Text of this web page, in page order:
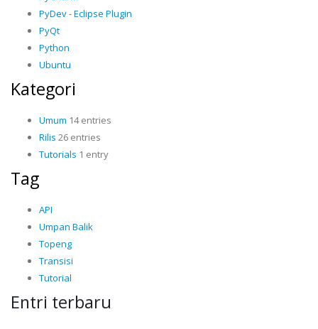
PyDev - Eclipse Plugin
PyQt
Python
Ubuntu
Kategori
Umum 14 entries
Rilis 26 entries
Tutorials 1 entry
Tag
API
Umpan Balik
Topeng
Transisi
Tutorial
Entri terbaru